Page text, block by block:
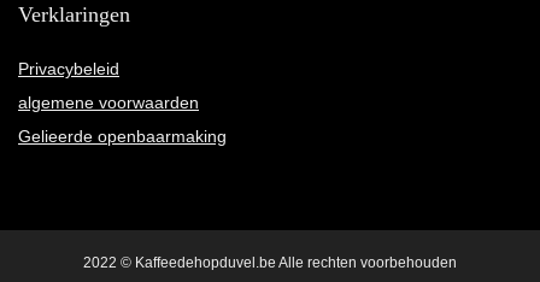
Verklaringen
Privacybeleid
algemene voorwaarden
Gelieerde openbaarmaking
2022 © Kaffeedehopduvel.be Alle rechten voorbehouden